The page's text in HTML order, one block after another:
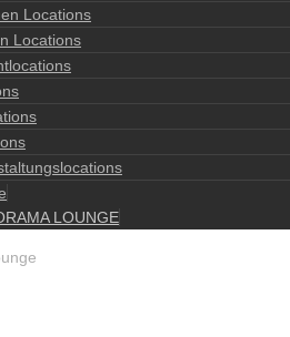
Locations
Locations
LOUNGE